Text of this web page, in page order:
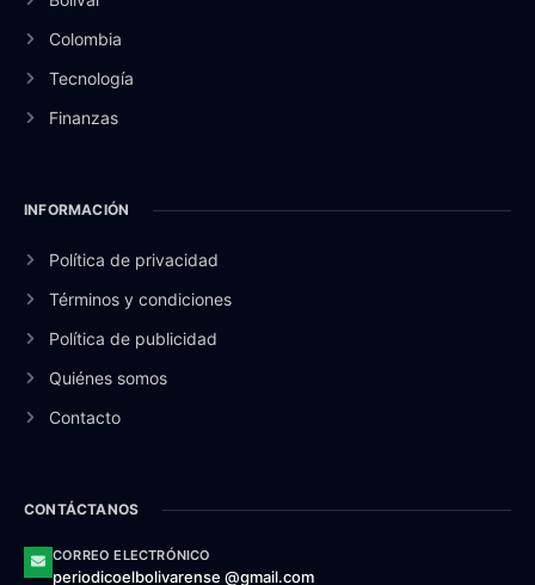
Colombia
Tecnología
Finanzas
INFORMACIÓN
Política de privacidad
Términos y condiciones
Política de publicidad
Quiénes somos
Contacto
CONTÁCTANOS
CORREO ELECTRÓNICO
periodicoelbolivarense @gmail.com